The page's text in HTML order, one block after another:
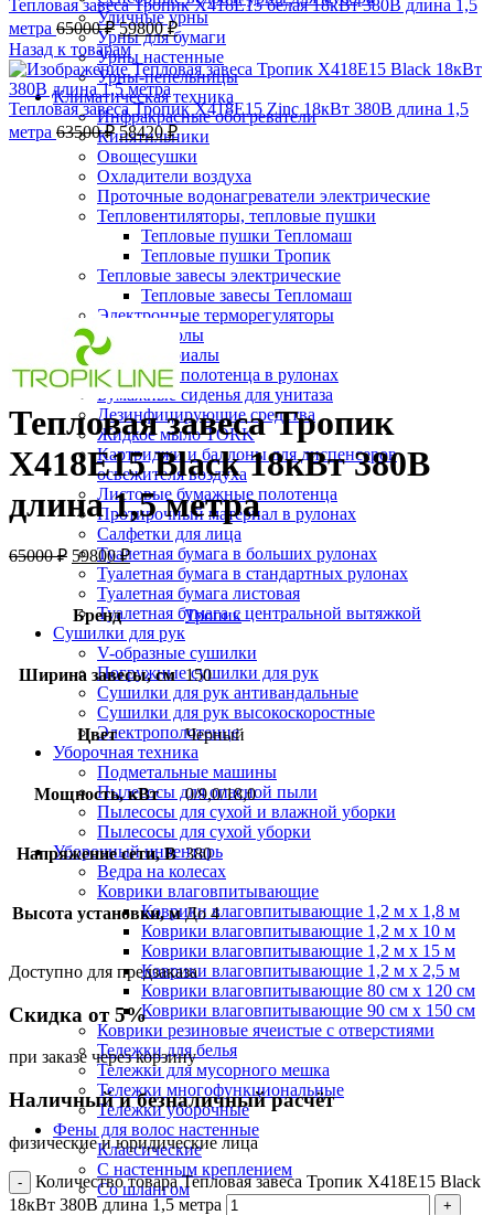
Уличные урны
Урны для бумаги
Урны настенные
Урны-пепельницы
Климатическая техника
Инфракрасные обогреватели
Кипятильники
Овощесушки
Охладители воздуха
Проточные водонагреватели электрические
Тепловентиляторы, тепловые пушки
Тепловые пушки Тепломаш
Тепловые пушки Тропик
Тепловые завесы электрические
Тепловые завесы Тепломаш
Электронные терморегуляторы
Пеленальные столы
Расходные материалы
Бумажные полотенца в рулонах
Бумажные сиденья для унитаза
Дезинфицирующие средства
Жидкое мыло TORK
Картриджи и баллоны для диспенсеров
освежителя воздуха
Листовые бумажные полотенца
Протирочный материал в рулонах
Салфетки для лица
Туалетная бумага в больших рулонах
Туалетная бумага в стандартных рулонах
Туалетная бумага листовая
Туалетная бумага с центральной вытяжкой
Сушилки для рук
V-образные сушилки
Погружные сушилки для рук
Сушилки для рук антивандальные
Сушилки для рук высокоскоростные
Электрополотенце
Уборочная техника
Подметальные машины
Пылесосы для опасной пыли
Пылесосы для сухой и влажной уборки
Пылесосы для сухой уборки
Уборочный инвентарь
Ведра на колесах
Коврики влаговпитывающие
Коврики влаговпитывающие 1,2 м х 1,8 м
Коврики влаговпитывающие 1,2 м х 10 м
Коврики влаговпитывающие 1,2 м х 15 м
Коврики влаговпитывающие 1,2 м х 2,5 м
Коврики влаговпитывающие 80 см х 120 см
Коврики влаговпитывающие 90 см х 150 см
Коврики резиновые ячеистые с отверстиями
Тележки для белья
Тележки для мусорного мешка
Тележки многофункциональные
Тележки уборочные
Фены для волос настенные
Классические
С настенным креплением
Со шлангом
Тепловая завеса Тропик X418E15 белая 18кВт 380В длина 1,5
метра 65000₽ 59800₽
Назад к товарам
Тепловая завеса Тропик X418E15 Zinc 18кВт 380В длина 1,5
метра 63500₽ 58420₽
-8%;процент скидки
Нажмите, чтобы увеличить
Тепловая завеса Тропик
X418E15 Black 18кВт 380В
длина 1,5 метра
65000₽ 59800₽
Бренд Тропик
Ширина завесы, см 150
Цвет Черный
Мощность, кВт 0/9,0/18,0
Напряжение сети, В 380
Высота установки, м До 4
Доступно для предзаказа
Скидка от 5%
при заказе через корзину
Наличный и безналичный расчёт
физические и юридические лица
Количество товара Тепловая завеса Тропик X418E15 Black
18кВт 380В длина 1,5 метра